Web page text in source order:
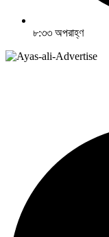
৮:৩৩ অপরাহ্ণ